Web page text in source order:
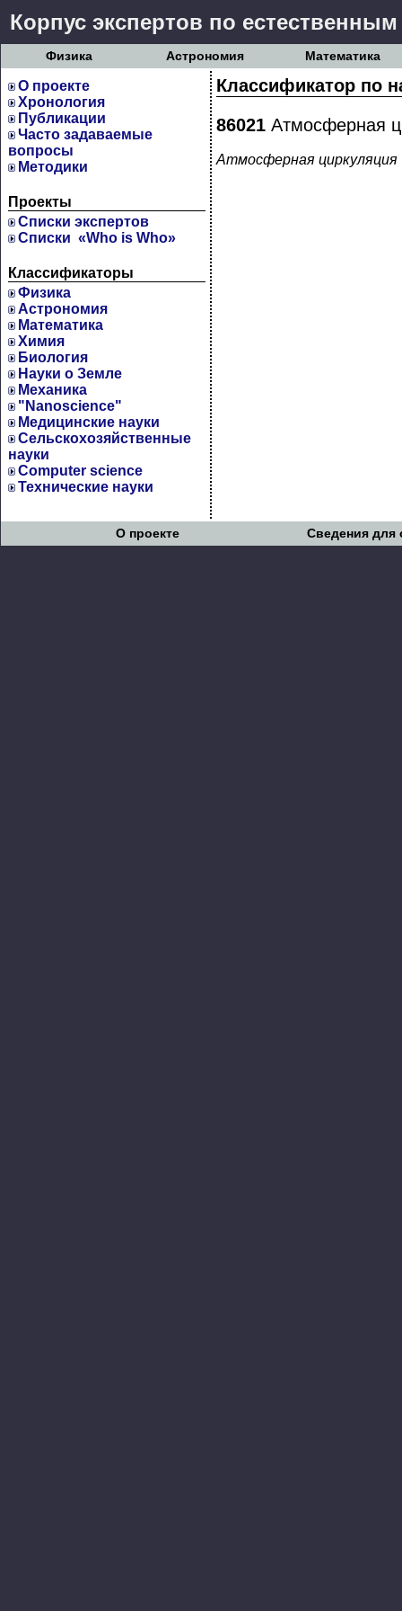
Корпус экспертов по
Физика Астрономия Математика
О проекте
Хронология
Публикации
Часто задаваемые
вопросы
Методики
Проекты
Cписки экспертов
Списки «Who is Who»
Классификаторы
Физика
Астрономия
Математика
Химия
Биология
Науки о Земле
Механика
"Nanoscience"
Медицинские науки
Сельскохозяйственные
науки
Computer science
Технические науки
Классификатор по
86021 Атмосферная
Атмосферная циркуляция
О проекте Сведения для